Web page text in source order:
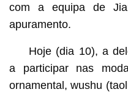
com a equipa de
apuramento.
Hoje (dia 10), a
a participar nas
ornamental, wushu